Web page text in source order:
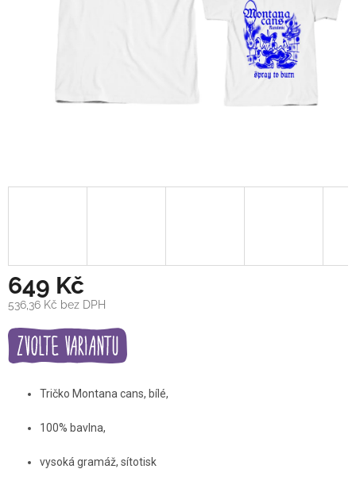
649 Kč
536,36 Kč bez DPH
Měrná
cena:
Tričko Montana cans, bílé,
100% bavlna,
vysoká gramáž, sítotisk